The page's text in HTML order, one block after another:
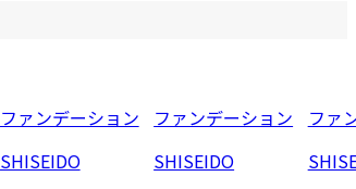
ファンデーション
SHISEIDO
ファンデーション
SHISEIDO
ファ